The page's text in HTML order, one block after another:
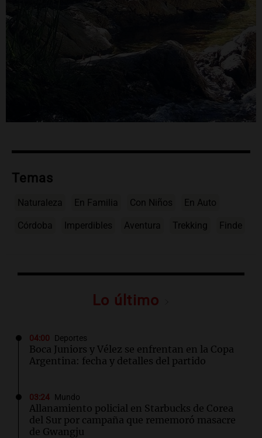
Temas
Naturaleza En Familia Con Niños En Auto
Córdoba Imperdibles Aventura Trekking Finde
Lo último
04:00 Deportes
Boca Juniors y Vélez se enfrentan en la Copa
Argentina: fecha y detalles del partido
03:24 Mundo
Allanamiento policial en Starbucks de Corea
del Sur por campaña que rememoró masacre
de Gwangju